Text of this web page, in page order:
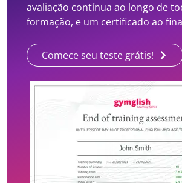
avaliação contínua ao longo de
formação, e um certificado ao
Comece seu teste grátis!